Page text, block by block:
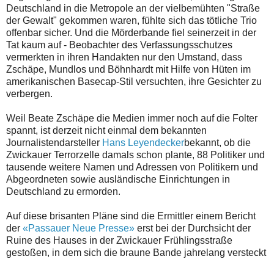
Deutschland in die Metropole an der vielbemühten "Straße
der Gewalt" gekommen waren, fühlte sich das tötliche Trio
offenbar sicher. Und die Mörderbande fiel seinerzeit in der
Tat kaum auf - Beobachter des Verfassungsschutzes
vermerkten in ihren Handakten nur den Umstand, dass
Zschäpe, Mundlos und Böhnhardt mit Hilfe von Hüten im
amerikanischen Basecap-Stil versuchten, ihre Gesichter zu
verbergen.
Weil Beate Zschäpe die Medien immer noch auf die Folter
spannt, ist derzeit nicht einmal dem bekannten
Journalistendarsteller Hans Leyendeckerbekannt, ob die
Zwickauer Terrorzelle damals schon plante, 88 Politiker und
tausende weitere Namen und Adressen von Politikern und
Abgeordneten sowie ausländische Einrichtungen in
Deutschland zu ermorden.
Auf diese brisanten Pläne sind die Ermittler einem Bericht
der «Passauer Neue Presse» erst bei der Durchsicht der
Ruine des Hauses in der Zwickauer Frühlingsstraße
gestoßen, in dem sich die braune Bande jahrelang versteckt